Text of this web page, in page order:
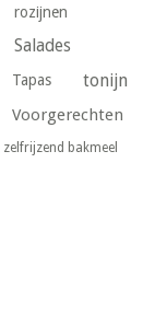
rozijnen
Salades
Tapas tonijn
Voorgerechten
zelfrijzend bakmeel